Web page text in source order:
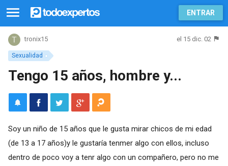
ENTRAR
Sexualidad
tronix15 el 15 dic. 02
Tengo 15 años, hombre y...
Soy un niño de 15 años que le gusta mirar chicos de mi edad
(de 13 a 17 años)y le gustaría tenmer algo con ellos, incluso
dentro de poco voy a tenr algo con un compañero, pero no me